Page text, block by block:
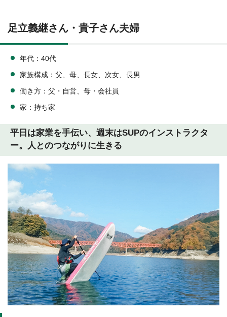
足立義継さん・貴子さん夫婦
年代：40代
家族構成：父、母、長女、次女、長男
働き方：父・自営、母・会社員
家：持ち家
平日は家業を手伝い、週末はSUPのインストラクタ
ー。人とのつながりに生きる